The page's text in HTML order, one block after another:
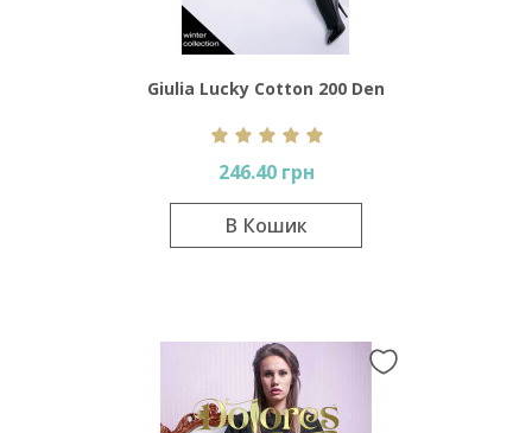
Giulia Lucky Cotton 200 Den
246.40 грн
В Кошик